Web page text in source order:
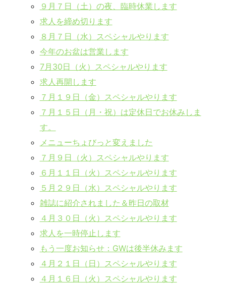
９月７日（土）の夜、臨時休業します
求人を締め切ります
８月７日（水）スペシャルやります
今年のお盆は営業します
7月30日（火）スペシャルやります
求人再開します
７月１９日（金）スペシャルやります
７月１５日（月・祝）は定休日でお休みしま
す。
メニューちょびっと変えました
７月９日（火）スペシャルやります
６月１１日（火）スペシャルやります
５月２９日（水）スペシャルやります
雑誌に紹介されました＆昨日の取材
４月３０日（火）スペシャルやります
求人を一時停止します
もう一度お知らせ：GWは後半休みます
４月２１日（日）スペシャルやります
４月１６日（火）スペシャルやります